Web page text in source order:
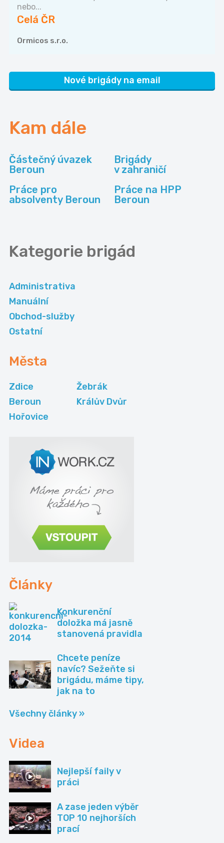
nebo...
Celá ČR
Ormicos s.r.o.
Nové brigády na email
Kam dále
Částečný úvazek
Beroun
Brigády
v zahraničí
Práce pro
absolventy Beroun
Práce na HPP
Beroun
Kategorie brigád
Administrativa
Manuální
Obchod-služby
Ostatní
Města
Zdice
Žebrák
Beroun
Králův Dvůr
Hořovice
Články
Konkurenční
doložka má jasně
stanovená pravidla
Chcete peníze
navíc? Sežeňte si
brigádu, máme tipy,
jak na to
Všechny články »
Videa
Nejlepší faily v
práci
A zase jeden výběr
TOP 10 nejhorších
prací